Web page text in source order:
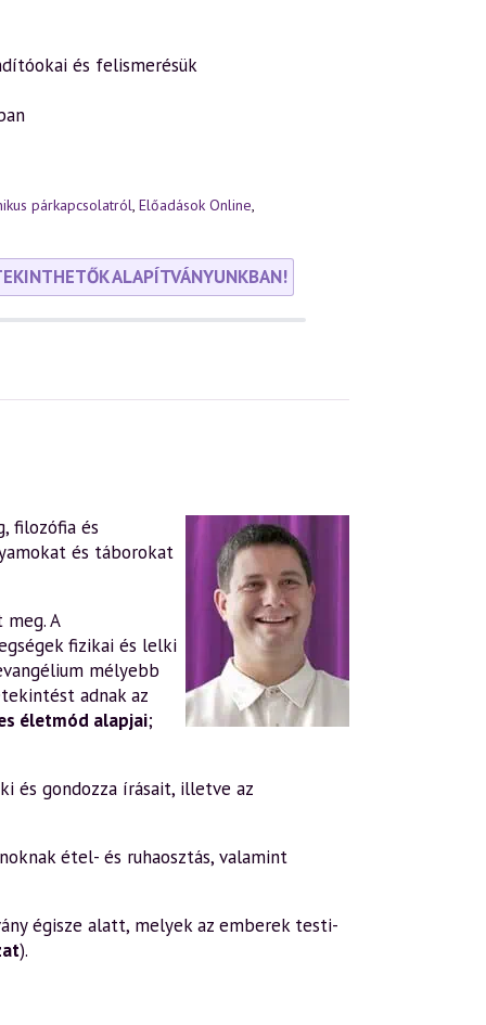
és felismerésük
párkapcsolatról, Előadások Online,
ALAPÍTVÁNYUNKBAN!
filozófia és
és táborokat
A
fizikai és lelki
mélyebb
adnak az
életmód alapjai;
és gondozza írásait, illetve az
étel- és ruhaosztás, valamint
égisze alatt, melyek az emberek testi-
).